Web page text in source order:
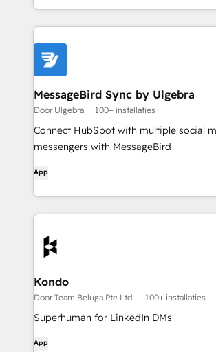
MessageBird Sync by Ulgebra
Door Ulgebra 100+ installaties
Connect HubSpot with multiple social
messengers with MessageBird
App
Kondo
Door Team Beluga Pte Ltd. 100+ installaties
Superhuman for LinkedIn DMs
App